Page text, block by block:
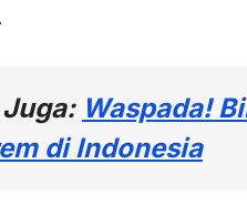
Waspada!
di Indonesia